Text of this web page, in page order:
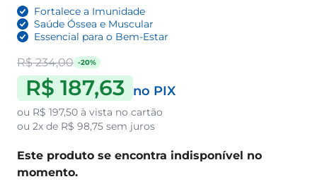
Fortalece a Imunidade
Saúde Óssea e Muscular
Essencial para o Bem-Estar
R$ 234,00 -20%
R$ 187,63 no PIX
ou R$ 197,50 à vista no cartão
ou 2x de R$ 98,75 sem juros
Este produto se encontra indisponível no
momento.